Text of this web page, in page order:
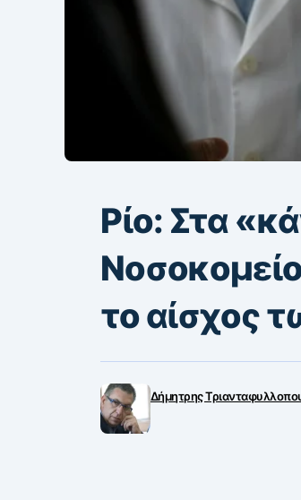
Ρίο: Στα
το αίσχος
Δήμητρης